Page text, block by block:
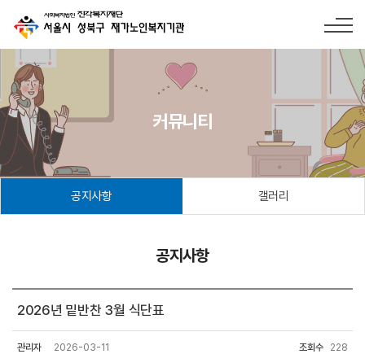
커뮤니티
공지사항 갤러리
공지사항
2026년 밑반찬 3월 식단표
관리자 2026-03-11 조회수 228